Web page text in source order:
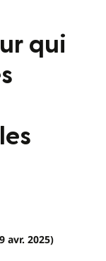
qui
avr. 2025)